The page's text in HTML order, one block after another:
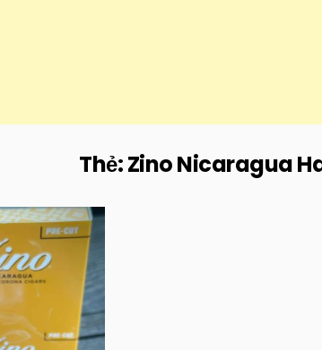
Thẻ:Zino Nicaragua